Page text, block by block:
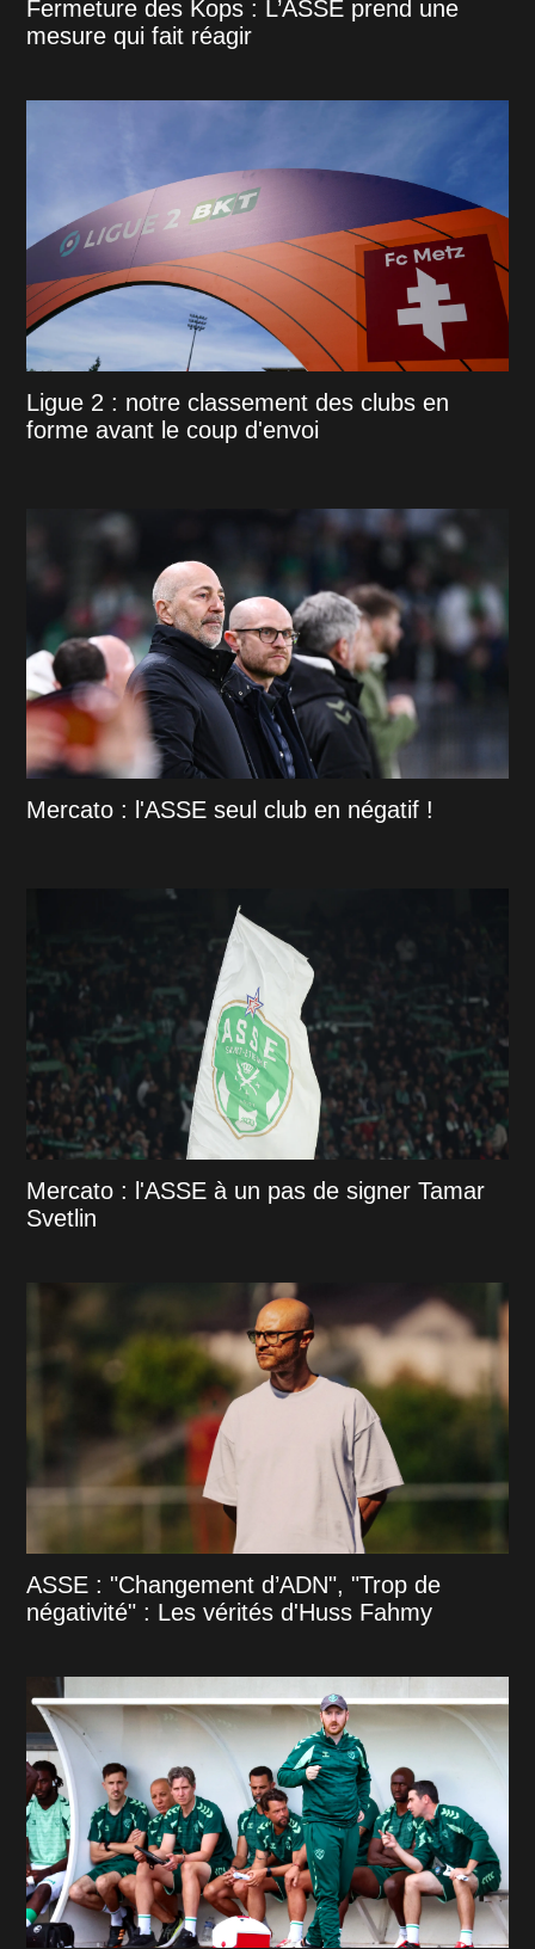
Fermeture des Kops : L’ASSE prend une
mesure qui fait réagir
Ligue 2 : notre classement des clubs en
forme avant le coup d'envoi
Mercato : l'ASSE seul club en négatif !
Mercato : l'ASSE à un pas de signer Tamar
Svetlin
ASSE : "Changement d’ADN", "Trop de
négativité" : Les vérités d'Huss Fahmy